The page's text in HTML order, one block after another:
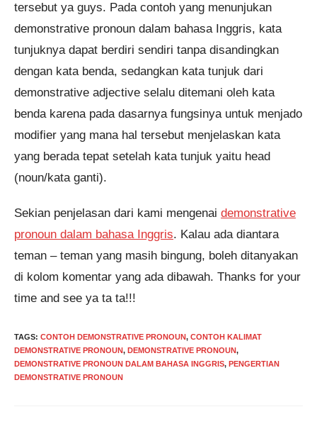
tersebut ya guys. Pada contoh yang menunjukan
demonstrative pronoun dalam bahasa Inggris, kata
tunjuknya dapat berdiri sendiri tanpa disandingkan
dengan kata benda, sedangkan kata tunjuk dari
demonstrative adjective selalu ditemani oleh kata
benda karena pada dasarnya fungsinya untuk menjado
modifier yang mana hal tersebut menjelaskan kata
yang berada tepat setelah kata tunjuk yaitu head
(noun/kata ganti).
Sekian penjelasan dari kami mengenai demonstrative
pronoun dalam bahasa Inggris. Kalau ada diantara
teman – teman yang masih bingung, boleh ditanyakan
di kolom komentar yang ada dibawah. Thanks for your
time and see ya ta ta!!!
TAGS: CONTOH DEMONSTRATIVE PRONOUN, CONTOH KALIMAT
DEMONSTRATIVE PRONOUN, DEMONSTRATIVE PRONOUN,
DEMONSTRATIVE PRONOUN DALAM BAHASA INGGRIS, PENGERTIAN
DEMONSTRATIVE PRONOUN